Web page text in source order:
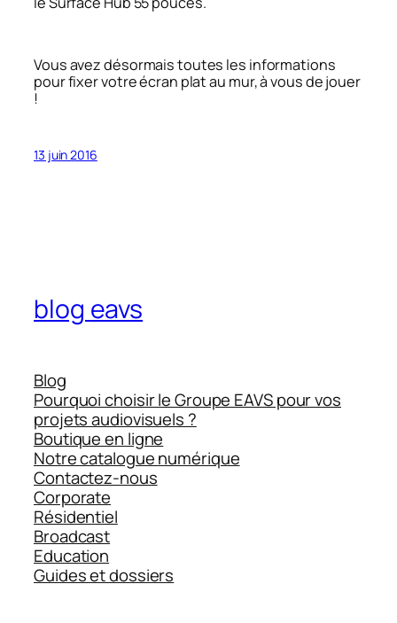
Vous avez désormais toutes les informations
pour fixer votre écran plat au mur, à vous de jouer
!
13 juin 2016
blog eavs
Blog
Pourquoi choisir le Groupe EAVS pour vos
projets audiovisuels ?
Boutique en ligne
Notre catalogue numérique
Contactez-nous
Corporate
Résidentiel
Broadcast
Education
Guides et dossiers